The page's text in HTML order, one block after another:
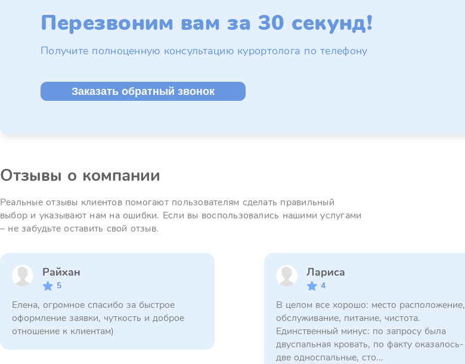
Перезвоним вам за 30 секунд!
Получите полноценную консультацию курортолога по телефону
Заказать обратный звонок
Отзывы о компании
Реальные отзывы клиентов помогают пользователям сделать правильный
выбор и указывают нам на ошибки. Если вы воспользовались нашими услугами
– не забудьте оставить свой отзыв.
Райхан
5
Елена, огромное спасибо за быстрое
оформление заявки, чуткость и доброе
отношение к клиентам)
Лариса
4
В целом все хорошо: место расположение,
обслуживание, питание, чистота.
Единственный минус: по запросу была
двуспальная кровать, по факту оказалось-
две односпальные, сто...